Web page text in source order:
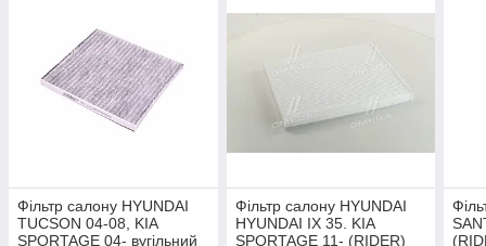
Фільтр салону HYUNDAI
TUCSON 04-08, KIA
SPORTAGE 04- вугільний
Фільтр салону HYUNDAI
HYUNDAI IX 35. KIA
SPORTAGE 11- (RIDER)